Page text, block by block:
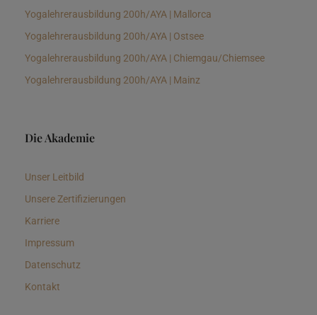
Yogalehrerausbildung 200h/AYA | Mallorca
Yogalehrerausbildung 200h/AYA | Ostsee
Yogalehrerausbildung 200h/AYA | Chiemgau/Chiemsee
Yogalehrerausbildung 200h/AYA | Mainz
Die Akademie
Unser Leitbild
Unsere Zertifizierungen
Karriere
Impressum
Datenschutz
Kontakt